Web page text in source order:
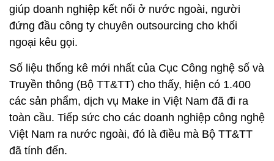
giúp doanh nghiệp kết nối ở nước ngoài, người
đứng đầu công ty chuyên outsourcing cho khối
ngoại kêu gọi.
Số liệu thống kê mới nhất của Cục Công nghệ số và
Truyền thông (Bộ TT&TT) cho thấy, hiện có 1.400
các sản phẩm, dịch vụ Make in Việt Nam đã đi ra
toàn cầu. Tiếp sức cho các doanh nghiệp công nghệ
Việt Nam ra nước ngoài, đó là điều mà Bộ TT&TT
đã tính đến.